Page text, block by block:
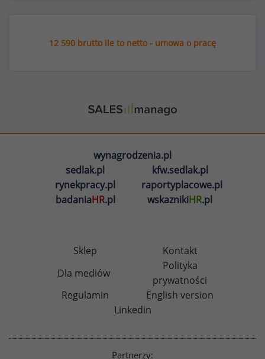
12 590 brutto ile to netto - umowa o pracę
wynagrodzenia.pl
sedlak.pl
kfw.sedlak.pl
rynekpracy.pl
raportyplacowe.pl
badaniaHR.pl wskaznikiHR.pl
Sklep
Kontakt
Dla mediów
Polityka
prywatności
Regulamin
English version
Linkedin
Partnerzy: